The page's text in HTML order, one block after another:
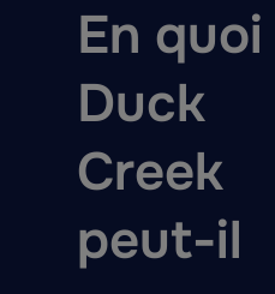
En quoi
Duck
Creek
peut-il